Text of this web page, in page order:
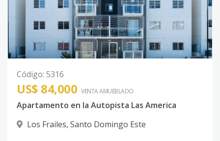
Código: 5316
US$ 84,000 VENTA AMUEBLADO
Apartamento en la Autopista Las America
Los Frailes, Santo Domingo Este